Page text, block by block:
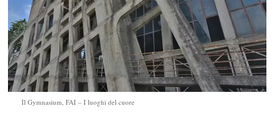
Il Gymnasium, FAI – I luoghi del cuore